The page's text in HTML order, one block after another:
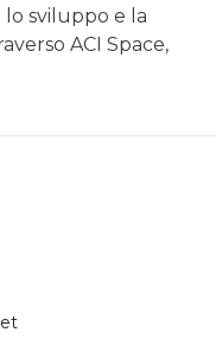
sviluppo e la
ACI Space,